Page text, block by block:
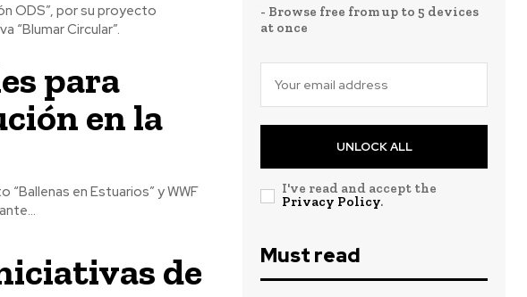
ODS”, por su proyecto
“Blumar Circular”.
para
en la
en Estuarios” y WWF
de
- Browse free from up to 5 devices
at once
UNLOCK ALL
I've read and accept the
Privacy Policy.
Must read